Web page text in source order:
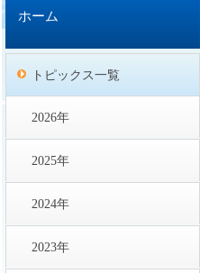
ホーム
トピックス一覧
2026年
2025年
2024年
2023年